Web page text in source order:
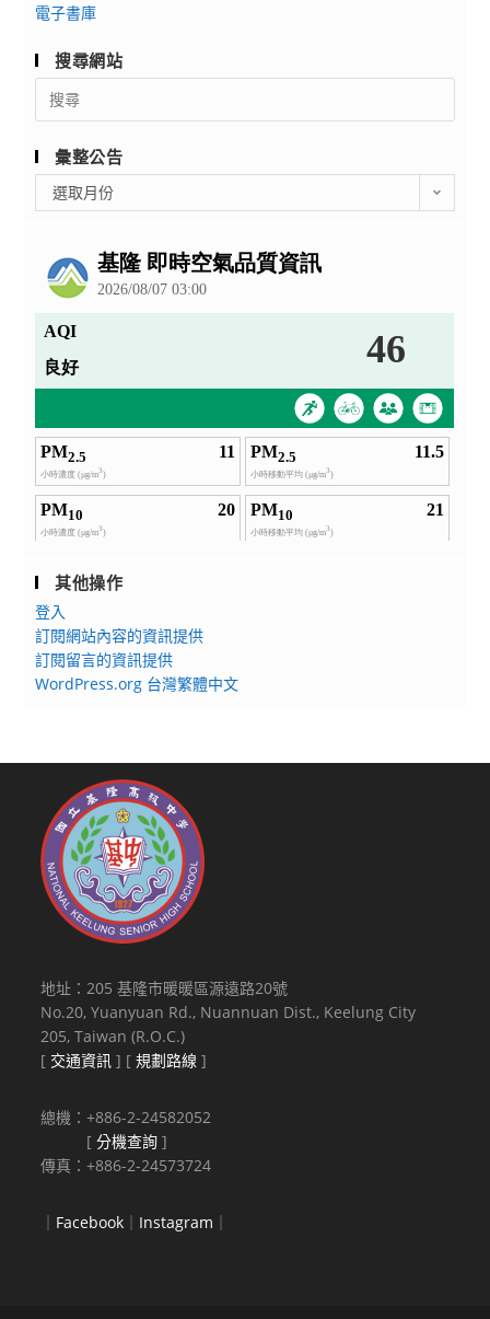
電子書庫
搜尋網站
Search
for:
彙整公告
整
選取月份
其他操作
登入
訂閱網站內容的資訊提供
訂閱留言的資訊提供
WordPress.org 台灣繁體中文
地址：205 基隆市暖暖區源遠路20號
No.20, Yuanyuan Rd., Nuannuan Dist., Keelung City
205, Taiwan (R.O.C.)
[ 交通資訊 ] [規劃路線 ]
總機：+886-2-24582052
[分機查詢 ]
傳真：+886-2-24573724
｜ Facebook ｜ Instagram ｜